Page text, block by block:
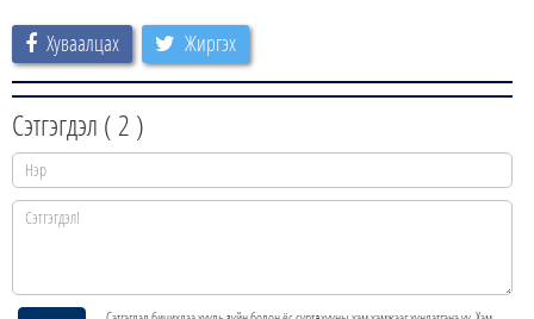
Хуваалцах Жиргэх
Сэтгэгдэл (2 )